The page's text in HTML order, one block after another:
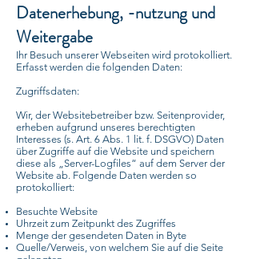
Datenerhebung, -nutzung und
Weitergabe
Ihr Besuch unserer Webseiten wird protokolliert.
Erfasst werden die folgenden Daten:
Zugriffsdaten:
Wir, der Websitebetreiber bzw. Seitenprovider,
erheben aufgrund unseres berechtigten
Interesses (s. Art. 6 Abs. 1 lit. f. DSGVO) Daten
über Zugriffe auf die Website und speichern
diese als „Server-Logfiles“ auf dem Server der
Website ab. Folgende Daten werden so
protokolliert:
Besuchte Website
Uhrzeit zum Zeitpunkt des Zugriffes
Menge der gesendeten Daten in Byte
Quelle/Verweis, von welchem Sie auf die Seite